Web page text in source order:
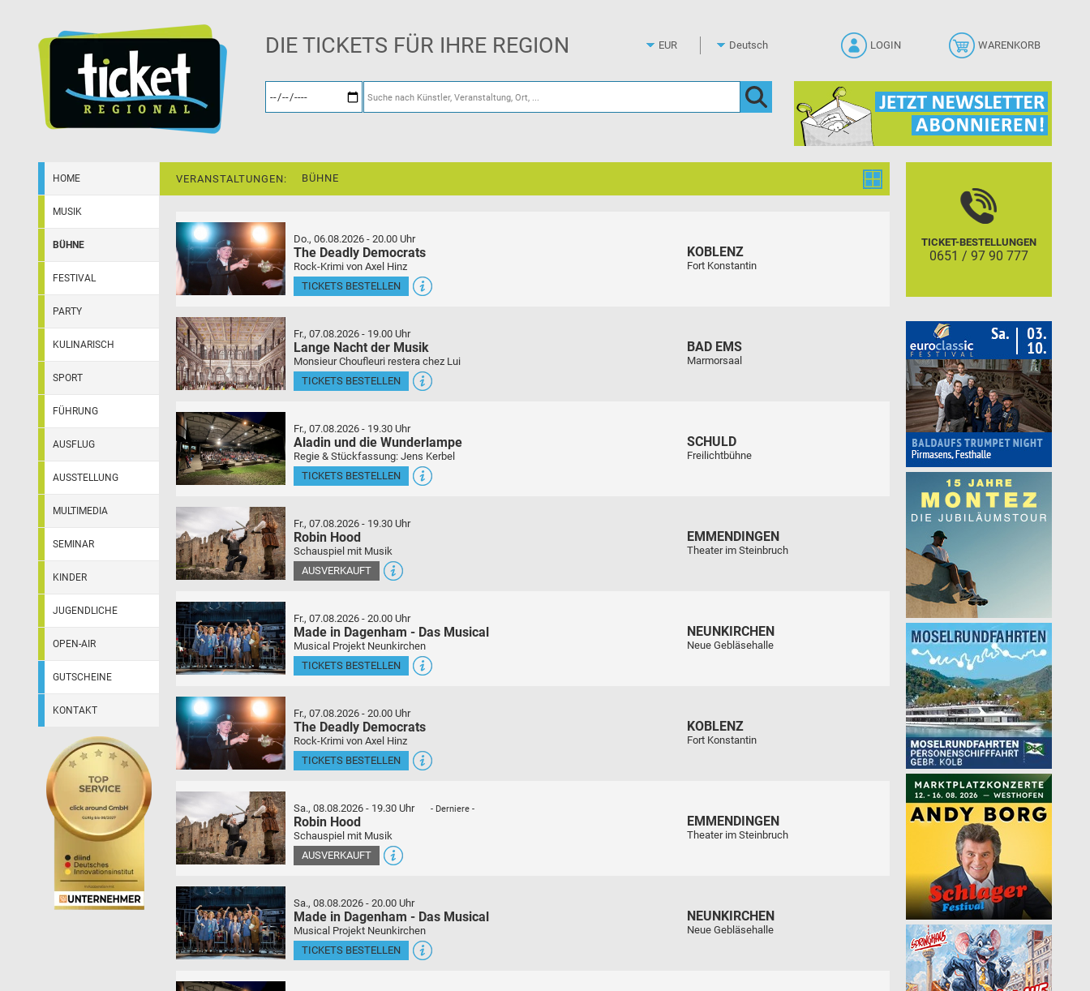
DIE TICKETS FÜR IHRE REGION
HOME
MUSIK
BÜHNE
FESTIVAL
PARTY
KULINARISCH
SPORT
FÜHRUNG
AUSFLUG
AUSSTELLUNG
MULTIMEDIA
SEMINAR
KINDER
JUGENDLICHE
OPEN-AIR
GUTSCHEINE
KONTAKT
VERANSTALTUNGEN: BÜHNE
Do., 06.08.2026 - 20.00 Uhr
The Deadly Democrats
Rock-Krimi von Axel Hinz
TICKETS BESTELLEN
KOBLENZ
Fort Konstantin
Fr., 07.08.2026 - 19.00 Uhr
Lange Nacht der Musik
Monsieur Choufleuri restera chez Lui
TICKETS BESTELLEN
BAD EMS
Marmorsaal
Fr., 07.08.2026 - 19.30 Uhr
Aladin und die Wunderlampe
Regie & Stückfassung: Jens Kerbel
TICKETS BESTELLEN
SCHULD
Freilichtbühne
Fr., 07.08.2026 - 19.30 Uhr
Robin Hood
Schauspiel mit Musik
AUSVERKAUFT
EMMENDINGEN
Theater im Steinbruch
Fr., 07.08.2026 - 20.00 Uhr
Made in Dagenham - Das Musical
Musical Projekt Neunkirchen
TICKETS BESTELLEN
NEUNKIRCHEN
Neue Gebläsehalle
Fr., 07.08.2026 - 20.00 Uhr
The Deadly Democrats
Rock-Krimi von Axel Hinz
TICKETS BESTELLEN
KOBLENZ
Fort Konstantin
Sa., 08.08.2026 - 19.30 Uhr - Derniere -
Robin Hood
Schauspiel mit Musik
AUSVERKAUFT
EMMENDINGEN
Theater im Steinbruch
Sa., 08.08.2026 - 20.00 Uhr
Made in Dagenham - Das Musical
Musical Projekt Neunkirchen
TICKETS BESTELLEN
NEUNKIRCHEN
Neue Gebläsehalle
TICKET-BESTELLUNGEN
0651 / 97 90 777
WARENKORB
LOGIN